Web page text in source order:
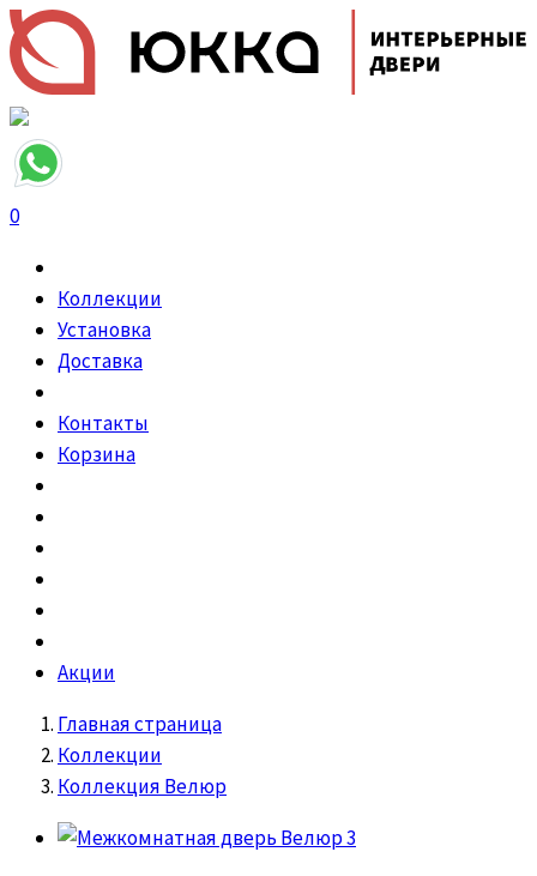
0
Коллекции
Установка
Доставка
Контакты
Корзина
Акции
Главная страница
Коллекции
Коллекция Велюр